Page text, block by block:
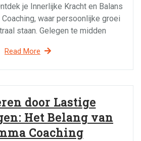
je Innerlijke Kracht en Balans
waar persoonlijke groei
staan. Gelegen te midden
Read More
door Lastige
Het Belang van
Coaching